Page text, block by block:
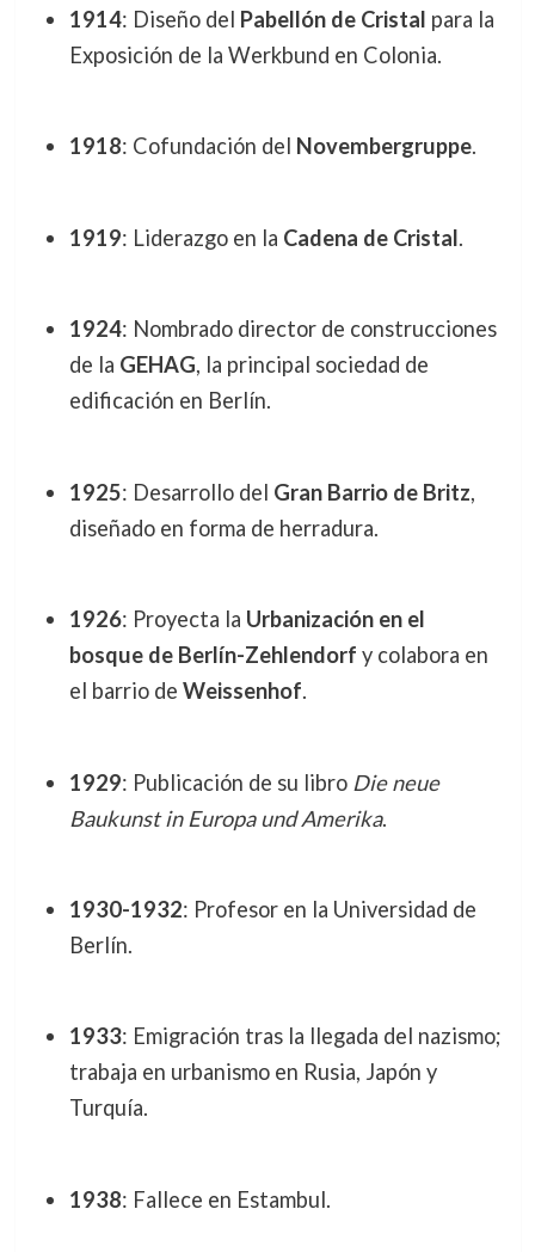
1914: Diseño del Pabellón de Cristal para la
Exposición de la Werkbund en Colonia.
1918: Cofundación del Novembergruppe.
1919: Liderazgo en la Cadena de Cristal.
1924: Nombrado director de construcciones
de la GEHAG, la principal sociedad de
edificación en Berlín.
1925: Desarrollo del Gran Barrio de Britz,
diseñado en forma de herradura.
1926: Proyecta la Urbanización en el
bosque de Berlín-Zehlendorf y colabora en
el barrio de Weissenhof.
1929: Publicación de su libro Die neue
Baukunst in Europa und Amerika.
1930-1932: Profesor en la Universidad de
Berlín.
1933: Emigración tras la llegada del nazismo;
trabaja en urbanismo en Rusia, Japón y
Turquía.
1938: Fallece en Estambul.